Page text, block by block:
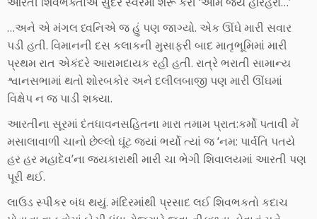
…અને એ મંગલ ધ્વનિએ જ હું પણ જાગ્યો. એક ઊંઘે મારી સવાર
પડી હતી. વિમાનની દસ કલાકની મુસાફરી બાદ માતૃભૂમિમાં મારી
પ્રથમ રાત એકંદરે આરામદાયક રહી હતી. રાત્રે ભરાતી સામાન્ય
શ્વાનસભામાં થતો શોરબકોર અને દલીલબાજી પણ મારી ઊંઘમાં
વિક્ષેપ ન જ પાડી શક્યા.
આરતીના સૂરમાં દંતધાવનસહિતના મારા તમામ પ્રાત:કર્મો પતાવી મેં
મસાલાવાળી ચાનો છેલ્લો ઘૂંટ જ્યાં ભર્યો ત્યાં જ ‘નમ: પાર્વતિ પતયે
હર હર મહાદેવ’ના જ્યકારાથી મારી ચા ભેગી શિવાલયમાં આરતી પણ
પૂરી થઈ.
લાઉડ સ્પીકર બંધ થયું. મંદિરમાંથી પ્રસાદ લઈ શિવભકતો કદાચ